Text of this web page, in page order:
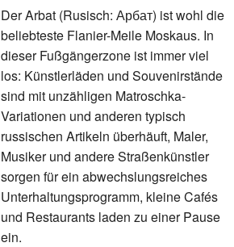
Der Arbat (Rusisch: Арбат) ist wohl die
beliebteste Flanier-Meile Moskaus. In
dieser Fußgängerzone ist immer viel
los: Künstlerläden und Souvenirstände
sind mit unzähligen Matroschka-
Variationen und anderen typisch
russischen Artikeln überhäuft, Maler,
Musiker und andere Straßenkünstler
sorgen für ein abwechslungsreiches
Unterhaltungsprogramm, kleine Cafés
und Restaurants laden zu einer Pause
ein.